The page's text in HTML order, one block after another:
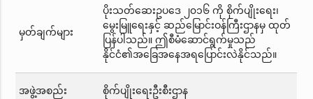
မှတ်ချက်များ
ပိုးသတ်ဆေးဥပဒေ ၂၀၁၆ ကို စိုက်ပျိုးရေး၊
မွေးမြူရေးနှင့် ဆည်မြောင်းဝန်ကြီးဌာနမှ ထုတ်
ပြန်ပါသည်။ ဤစီမံဆောင်ရွက်မှုသည်
နိုင်ငံ၏အခြေအနေအရပြောင်းလဲနိုင်သည်။
အဖွဲ့အစည်း စိုက်ပျိုးရေးဦးစီးဌာန